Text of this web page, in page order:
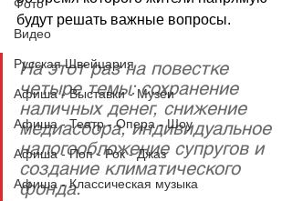
Фото
Видео
Русская Швейцария
Афиша - Выставки - Музеи
Афиша - Театр - Опера - Шоу
Афиша - Поп - Рок - Джаз
Афиша - Классическая музыка
будут решать важные вопросы.
На этот раз на повестке
четыре темы: сохранение
наличных денег, снижение
медиасбора, индивидуальное
налогообложение супругов и
создание климатического
фонда.